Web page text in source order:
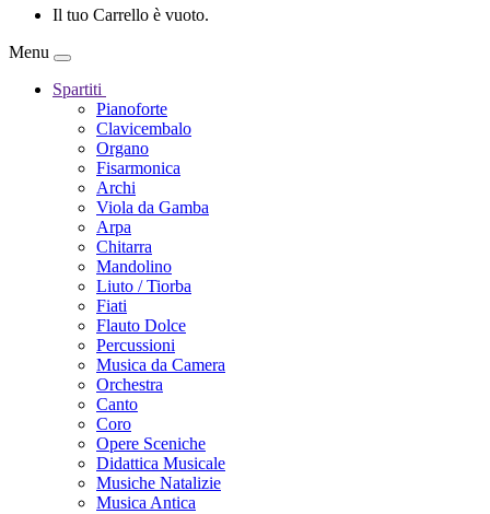
Il tuo Carrello è vuoto.
Menu
Spartiti
Pianoforte
Clavicembalo
Organo
Fisarmonica
Archi
Viola da Gamba
Arpa
Chitarra
Mandolino
Liuto / Tiorba
Fiati
Flauto Dolce
Percussioni
Musica da Camera
Orchestra
Canto
Coro
Opere Sceniche
Didattica Musicale
Musiche Natalizie
Musica Antica